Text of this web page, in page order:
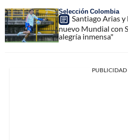
Selección Colombia
Santiago Arias
nuevo Mundial con
alegría inmensa"
PUBLICIDAD